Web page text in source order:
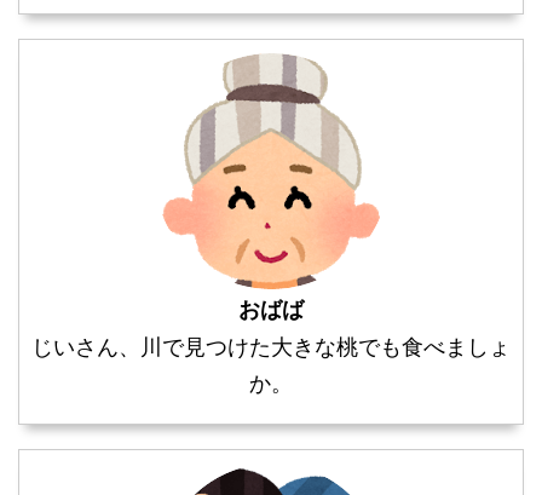
おばば
じいさん、川で見つけた大きな桃でも食べましょ
か。